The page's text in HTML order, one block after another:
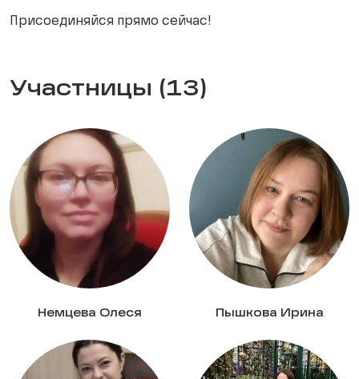
Присоединяйся прямо сейчас!
Участницы (13)
Немцева Олеся Пышкова Ирина